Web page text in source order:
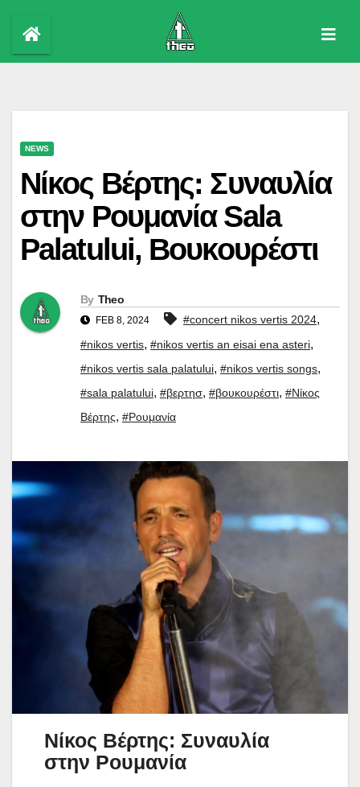
content
NEWS
Νίκος Βέρτης: Συναυλία
στην Ρουμανία Sala
Palatului, Βουκουρέστι
By Theo
FEB 8, 2024 #concert nikos vertis 2024,
#nikos vertis, #nikos vertis an eisai ena asteri,
#nikos vertis sala palatului, #nikos vertis songs,
#sala palatului, #βερτησ, #βουκουρέστι, #Νίκος
Βέρτης, #Ρουμανία
Νίκος Βέρτης: Συναυλία
στην Ρουμανία